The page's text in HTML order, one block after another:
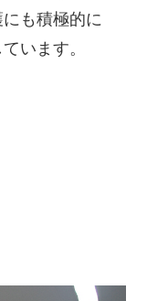
も積極的に
います。